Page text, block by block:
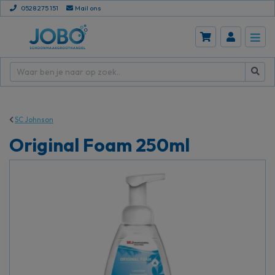
0528 275 151 Mail ons
SC Johnson
Original Foam 250ml